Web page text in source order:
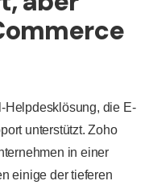
Helpdesklösung, die E-
unterstützt. Zoho
in einer
einige der tieferen